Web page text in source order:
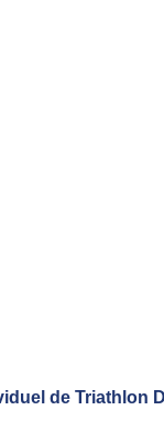
de Triathlon